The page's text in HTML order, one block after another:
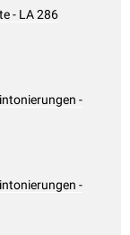
- LA 286
-
-